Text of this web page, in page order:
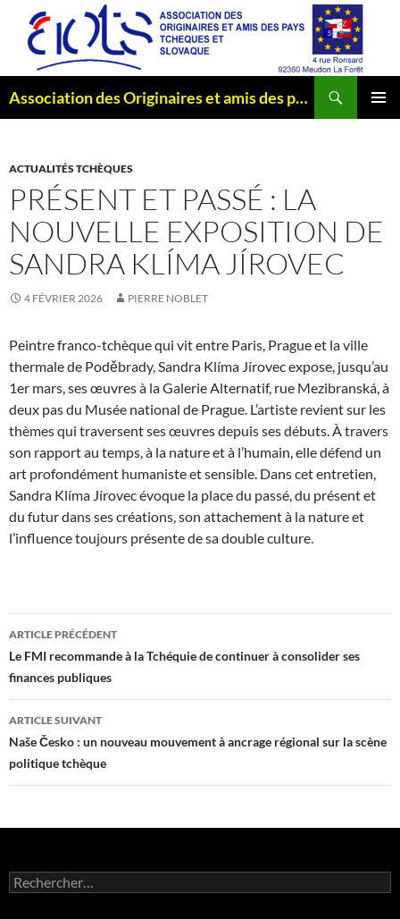
contenu
Association des Originaires et amis des pays Tchèques et Slovaque
ACTUALITÉS TCHÈQUES
PRÉSENT ET PASSÉ : LA
NOUVELLE EXPOSITION DE
SANDRA KLÍMA JÍROVEC
4 FÉVRIER 2026 PIERRE NOBLET
Peintre franco-tchèque qui vit entre Paris, Prague et la ville
thermale de Poděbrady, Sandra Klíma Jírovec expose, jusqu’au
1er mars, ses œuvres à la Galerie Alternatif, rue Mezibranská, à
deux pas du Musée national de Prague. L’artiste revient sur les
thèmes qui traversent ses œuvres depuis ses débuts. À travers
son rapport au temps, à la nature et à l’humain, elle défend un
art profondément humaniste et sensible. Dans cet entretien,
Sandra Klíma Jírovec évoque la place du passé, du présent et
du futur dans ses créations, son attachement à la nature et
l’influence toujours présente de sa double culture.
Navigation
des
articles
ARTICLE PRÉCÉDENT
Le FMI recommande à la Tchéquie de continuer à consolider ses
finances publiques
ARTICLE SUIVANT
Naše Česko : un nouveau mouvement à ancrage régional sur la scène
politique tchèque
Rechercher :